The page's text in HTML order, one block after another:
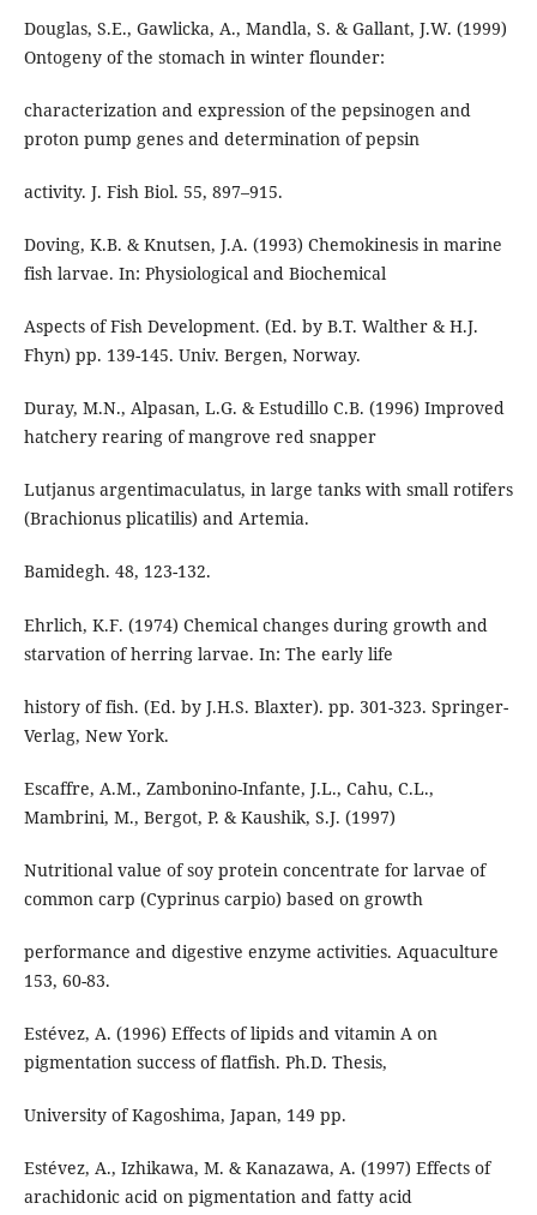
Douglas, S.E., Gawlicka, A., Mandla, S. & Gallant, J.W. (1999)
Ontogeny of the stomach in winter flounder:
characterization and expression of the pepsinogen and
proton pump genes and determination of pepsin
activity. J. Fish Biol. 55, 897–915.
Doving, K.B. & Knutsen, J.A. (1993) Chemokinesis in marine
fish larvae. In: Physiological and Biochemical
Aspects of Fish Development. (Ed. by B.T. Walther & H.J.
Fhyn) pp. 139-145. Univ. Bergen, Norway.
Duray, M.N., Alpasan, L.G. & Estudillo C.B. (1996) Improved
hatchery rearing of mangrove red snapper
Lutjanus argentimaculatus, in large tanks with small rotifers
(Brachionus plicatilis) and Artemia.
Bamidegh. 48, 123-132.
Ehrlich, K.F. (1974) Chemical changes during growth and
starvation of herring larvae. In: The early life
history of fish. (Ed. by J.H.S. Blaxter). pp. 301-323. Springer-
Verlag, New York.
Escaffre, A.M., Zambonino-Infante, J.L., Cahu, C.L.,
Mambrini, M., Bergot, P. & Kaushik, S.J. (1997)
Nutritional value of soy protein concentrate for larvae of
common carp (Cyprinus carpio) based on growth
performance and digestive enzyme activities. Aquaculture
153, 60-83.
Estévez, A. (1996) Effects of lipids and vitamin A on
pigmentation success of flatfish. Ph.D. Thesis,
University of Kagoshima, Japan, 149 pp.
Estévez, A., Izhikawa, M. & Kanazawa, A. (1997) Effects of
arachidonic acid on pigmentation and fatty acid